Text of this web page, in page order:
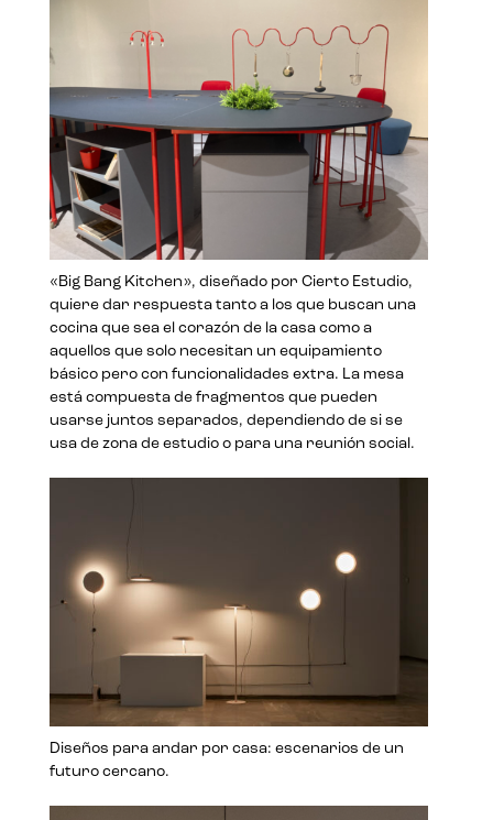
«Big Bang Kitchen», diseñado por Cierto Estudio,
quiere dar respuesta tanto a los que buscan una
cocina que sea el corazón de la casa como a
aquellos que solo necesitan un equipamiento
básico pero con funcionalidades extra. La mesa
está compuesta de fragmentos que pueden
usarse juntos separados, dependiendo de si se
usa de zona de estudio o para una reunión social.
Diseños para andar por casa: escenarios de un
futuro cercano.